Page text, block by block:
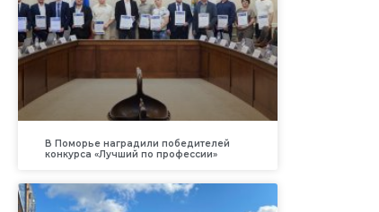
В Поморье наградили победителей
конкурса «Лучший по профессии»